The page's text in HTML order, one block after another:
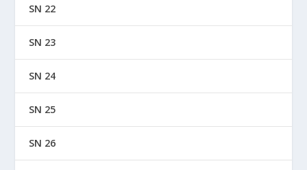
SN 22
SN 23
SN 24
SN 25
SN 26